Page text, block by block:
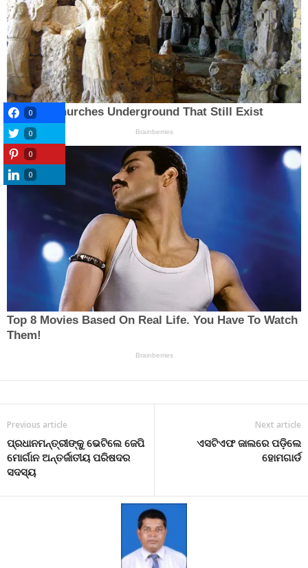
Previous article
ପ୍ରଧାନମନ୍ତ୍ରୀଙ୍କୁ ଭେଟିଲେ ଜେପି
ମୋର୍ଗାନ ଅନ୍ତର୍ଜାତୀୟ ପରିଷଦର
ସଦସ୍ୟ
Next article
ଏସଟିଏଫ ଜାଲରେ ପଡ଼ିଲେ
ହୋମଗାର୍ଡ
0
0
0
0